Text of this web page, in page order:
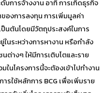
บการจ้างงาน อาทิ การเกิดธุรกิจ
องการลงทุน การเพิ่มมูลค่า
นต้นโดยมีวัตถุประสงค์ในการ
ระหว่างการหางาน หรือกำลัง
ต่างๆ ให้มีการเติบโตและราย
นโครงการนี้จะต้องเข้าไปทำงาน
ารใช้หลักการ BCG เพื่อเพิ่มราย